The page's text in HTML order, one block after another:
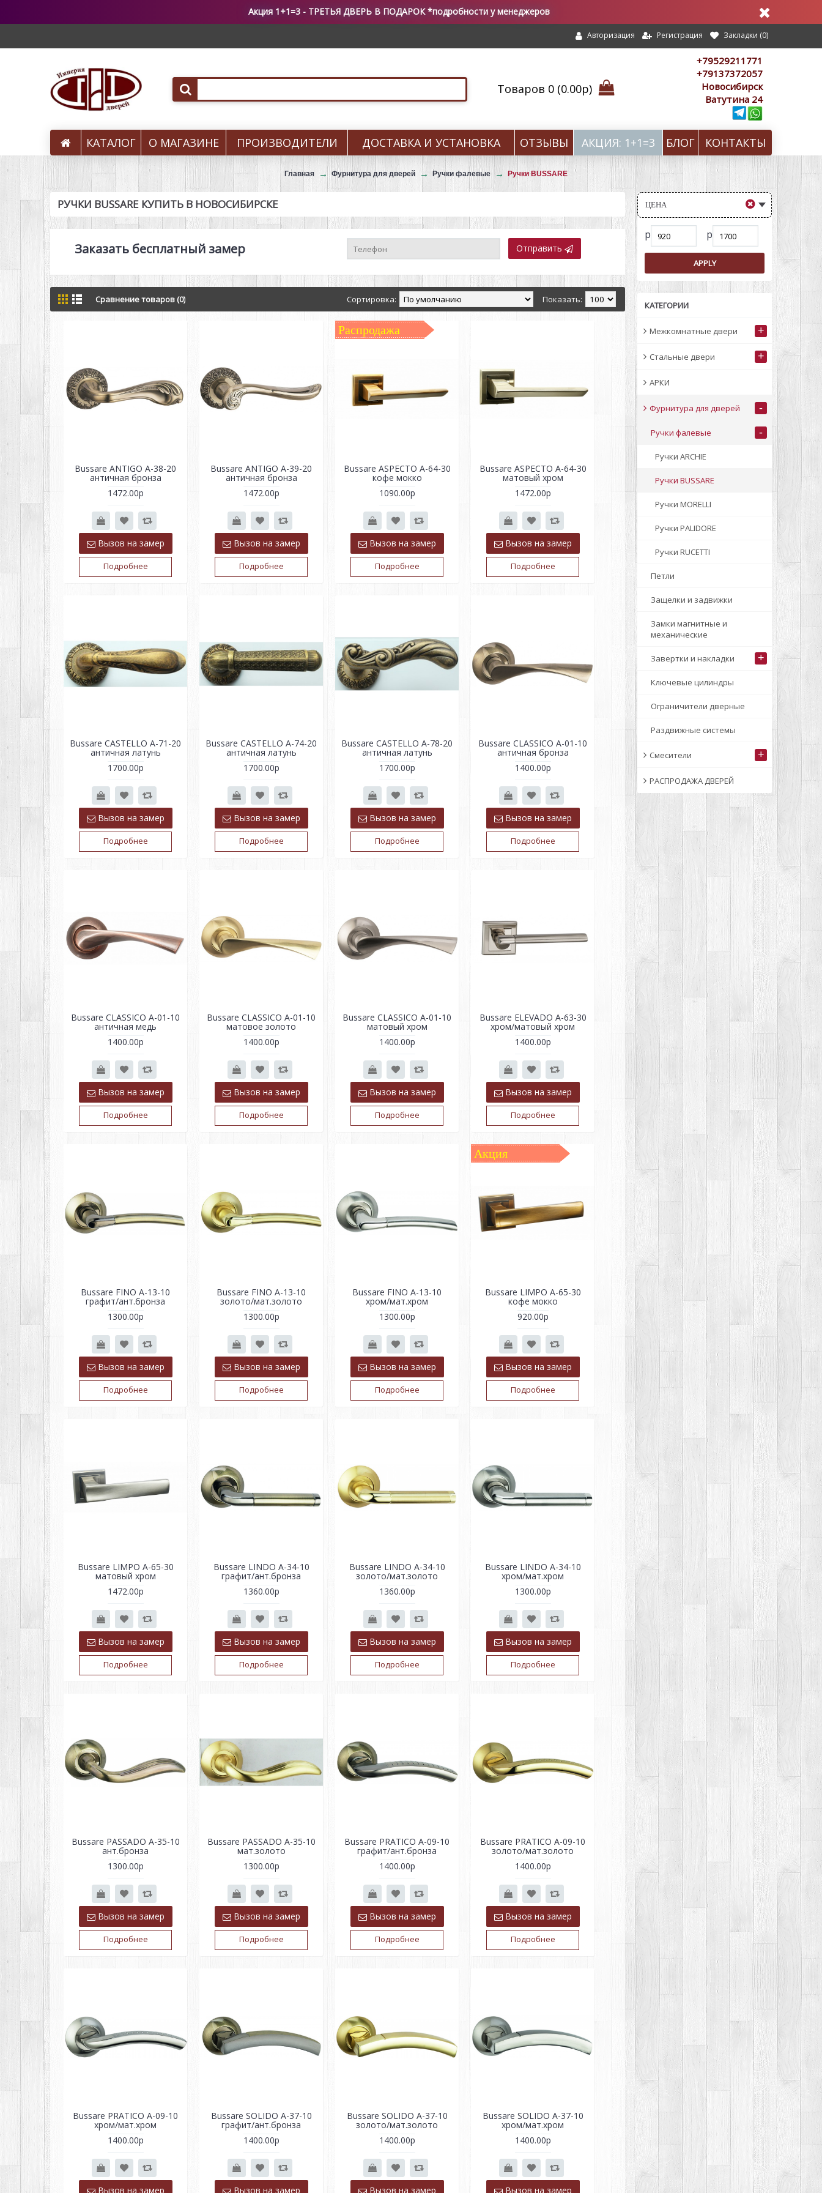
Акция 1+1=3 - ТРЕТЬЯ ДВЕРЬ В ПОДАРОК *подробности у менеджеров
Авторизация Регистрация Закладки (0)
Товаров 0 (0.00р)
+79529211771
+79137372057
Новосибирск
Ватутина 24
КАТАЛОГ О МАГАЗИНЕ ПРОИЗВОДИТЕЛИ ДОСТАВКА И УСТАНОВКА ОТЗЫВЫ АКЦИЯ: 1+1=3 БЛОГ КОНТАКТЫ
Вызов на замер
Главная Фурнитура для дверей Ручки фалевые Ручки BUSSARE
ЦЕНА
р р
КАТЕГОРИИ
Межкомнатные двери +
Стальные двери +
АРКИ
Фурнитура для дверей -
Ручки фалевые -
Ручки ARCHIE
Ручки BUSSARE
Ручки MORELLI
Ручки PALIDORE
Ручки RUCETTI
Петли
Защелки и задвижки
Замки магнитные и
механические
Завертки и накладки +
Ключевые цилиндры
Ограничители дверные
Раздвижные системы
Смесители +
РАСПРОДАЖА ДВЕРЕЙ
РУЧКИ BUSSARE КУПИТЬ В НОВОСИБИРСКЕ
Заказать бесплатный замер Отправить
Сравнение товаров (0) Показать:
Сортировка:
Bussare ANTIGO A-38-20
античная бронза
1472.00р
Вызов на замер
Подробнее
Bussare ANTIGO A-39-20
античная бронза
1472.00р
Вызов на замер
Подробнее
Распродажа
Bussare ASPECTO A-64-30
кофе мокко
1090.00р
Вызов на замер
Подробнее
Bussare ASPECTO A-64-30
матовый хром
1472.00р
Вызов на замер
Подробнее
Bussare CASTELLO A-71-20
античная латунь
1700.00р
Вызов на замер
Подробнее
Bussare CASTELLO A-74-20
античная латунь
1700.00р
Вызов на замер
Подробнее
Bussare CASTELLO A-78-20
античная латунь
1700.00р
Вызов на замер
Подробнее
Bussare CLASSICO A-01-10
античная бронза
1400.00р
Вызов на замер
Подробнее
Bussare CLASSICO A-01-10
античная медь
1400.00р
Вызов на замер
Подробнее
Bussare CLASSICO A-01-10
матовое золото
1400.00р
Вызов на замер
Подробнее
Bussare CLASSICO A-01-10
матовый хром
1400.00р
Вызов на замер
Подробнее
Bussare ELEVADO A-63-30
хром/матовый хром
1400.00р
Вызов на замер
Подробнее
Bussare FINO A-13-10
графит/ант.бронза
1300.00р
Вызов на замер
Подробнее
Bussare FINO A-13-10
золото/мат.золото
1300.00р
Вызов на замер
Подробнее
Bussare FINO A-13-10
хром/мат.хром
1300.00р
Вызов на замер
Подробнее
Акция
Bussare LIMPO A-65-30
кофе мокко
920.00р
Вызов на замер
Подробнее
Bussare LIMPO A-65-30
матовый хром
1472.00р
Вызов на замер
Подробнее
Bussare LINDO A-34-10
графит/ант.бронза
1360.00р
Вызов на замер
Подробнее
Bussare LINDO A-34-10
золото/мат.золото
1360.00р
Вызов на замер
Подробнее
Bussare LINDO A-34-10
хром/мат.хром
1300.00р
Вызов на замер
Подробнее
Bussare PASSADO A-35-10
ант.бронза
1300.00р
Вызов на замер
Подробнее
Bussare PASSADO A-35-10
мат.золото
1300.00р
Вызов на замер
Подробнее
Bussare PRATICO A-09-10
графит/ант.бронза
1400.00р
Вызов на замер
Подробнее
Bussare PRATICO A-09-10
золото/мат.золото
1400.00р
Вызов на замер
Подробнее
Bussare PRATICO A-09-10
хром/мат.хром
1400.00р
Вызов на замер
Bussare SOLIDO A-37-10
графит/ант.бронза
1400.00р
Вызов на замер
Bussare SOLIDO A-37-10
золото/мат.золото
1400.00р
Вызов на замер
Bussare SOLIDO A-37-10
хром/мат.хром
1400.00р
Вызов на замер